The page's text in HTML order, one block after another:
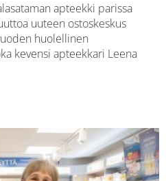
apteekki parissa
uuteen ostoskeskus
huolellinen
kevensi apteekkari Leena